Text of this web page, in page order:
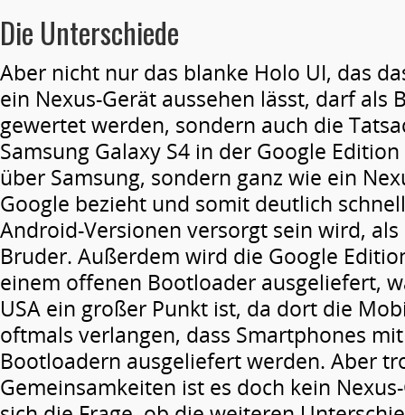
Die Unterschiede
Aber nicht nur das blanke Holo UI, das
ein Nexus-Gerät aussehen lässt, darf als
gewertet werden, sondern auch die
Samsung Galaxy S4 in der Google
über Samsung, sondern ganz wie ein
Google bezieht und somit deutlich
Android-Versionen versorgt sein wird, als
Bruder. Außerdem wird die Google
einem offenen Bootloader ausgeliefert,
USA ein großer Punkt ist, da dort die
oftmals verlangen, dass Smartphones
Bootloadern ausgeliefert werden. Aber
Gemeinsamkeiten ist es doch kein